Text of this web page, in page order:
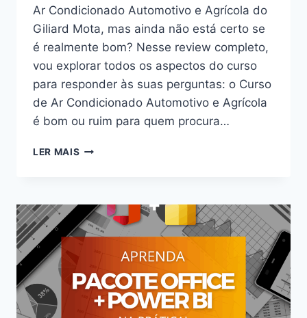
Ar Condicionado Automotivo e Agrícola do
Giliard Mota, mas ainda não está certo se
é realmente bom? Nesse review completo,
vou explorar todos os aspectos do curso
para responder às suas perguntas: o Curso
de Ar Condicionado Automotivo e Agrícola
é bom ou ruim para quem procura…
LER MAIS CURSO
AUTOMOTIVO
E
AGRÍCOLA:
RUIM?
REVIEW